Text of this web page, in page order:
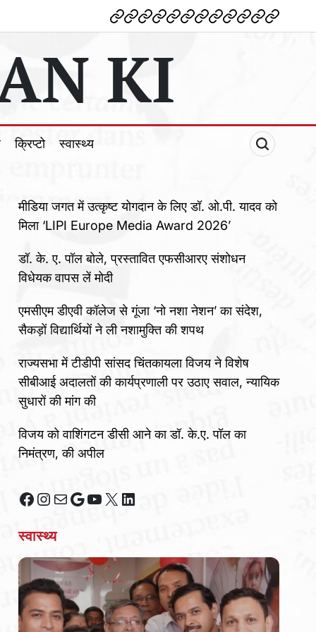
देश विदेशपोलटिकल
मनोरंजन
शिक्षाटेक्नोलॉजी
व्यापारक्राइम
धर्म खेलक्रिप्टोस्वास्थ्य
KI
क्रिप्टो स्वास्थ्य
मीडिया जगत में उत्कृष्ट योगदान के लिए डॉ. ओ.पी. यादव को
मिला ‘LIPI Europe Media Award 2026’
डॉ. के. ए. पॉल बोले, प्रस्तावित एफसीआरए संशोधन
विधेयक वापस लें मोदी
एमसीएम डीएवी कॉलेज से गूंजा ‘नो नशा नेशन’ का संदेश,
सैकड़ों विद्यार्थियों ने ली नशामुक्ति की शपथ
राज्यसभा में टीडीपी सांसद चिंतकायला विजय ने विशेष
सीबीआई अदालतों की कार्यप्रणाली पर उठाए सवाल, न्यायिक
सुधारों की मांग की
विजय को वाशिंगटन डीसी आने का डॉ. के.ए. पॉल का
निमंत्रण, की अपील
Facebook
Instagram
MailGoogle
YouTube
X LinkedIn
स्वास्थ्य